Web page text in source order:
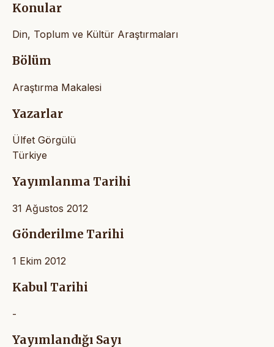
Konular
Din, Toplum ve Kültür Araştırmaları
Bölüm
Araştırma Makalesi
Yazarlar
Ülfet Görgülü
Türkiye
Yayımlanma Tarihi
31 Ağustos 2012
Gönderilme Tarihi
1 Ekim 2012
Kabul Tarihi
-
Yayımlandığı Sayı